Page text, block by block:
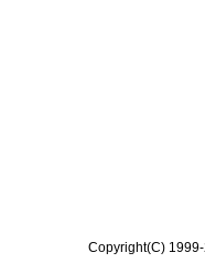
Copyright(C)